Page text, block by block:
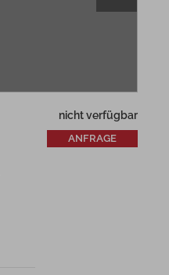
nicht verfügbar
ANFRAGE